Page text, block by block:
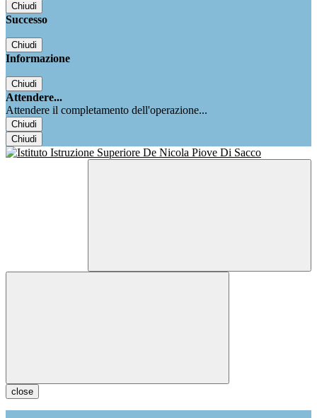
Chiudi
Successo
Chiudi
Informazione
Chiudi
Attendere...
Attendere il completamento dell'operazione...
Chiudi
Chiudi
close